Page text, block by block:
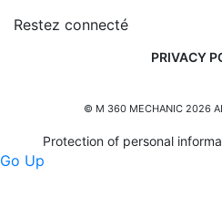
Restez connecté
PRIVACY
© M 360 MECHANIC 2026
Protection of personal
Go Up